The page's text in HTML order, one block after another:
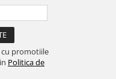
cu promotiile
Politica de